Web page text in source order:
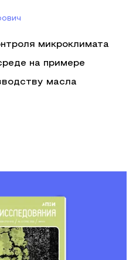
микроклимата
на примере
масла